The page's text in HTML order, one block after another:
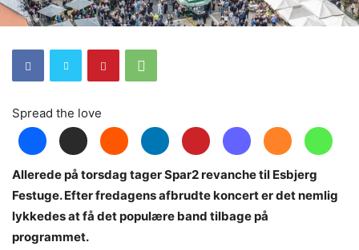
Spread the love
Allerede på torsdag tager Spar2 revanche til Esbjerg
Festuge. Efter fredagens afbrudte koncert er det nemlig
lykkedes at få det populære band tilbage på
programmet.